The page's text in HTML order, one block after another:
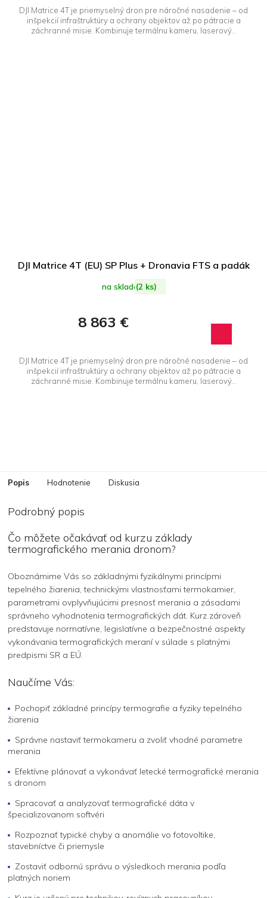
DJI Matrice 4T je priemyselný dron pre náročné nasadenie – od
inšpekcií infraštruktúry a ochrany objektov až po pátracie a
záchranné misie. Kombinuje termálnu kameru, laserový...
DJI Matrice 4T (EU) SP Plus + Dronavia FTS a padák
na sklade(2 ks)
8 863 €
DJI Matrice 4T je priemyselný dron pre náročné nasadenie – od
inšpekcií infraštruktúry a ochrany objektov až po pátracie a
záchranné misie. Kombinuje termálnu kameru, laserový...
Popis Hodnotenie Diskusia
Podrobný popis
Čo môžete očakávať od kurzu základy
termografického merania dronom?
Oboznámime Vás so základnými fyzikálnymi princípmi
tepelného žiarenia, technickými vlastnosťami termokamier,
parametrami ovplyvňujúcimi presnosť merania a zásadami
správneho vyhodnotenia termografických dát. Kurz zároveň
predstavuje normatívne, legislatívne a bezpečnostné aspekty
vykonávania termografických meraní v súlade s platnými
predpismi SR a EÚ.
Naučíme Vás:
Pochopiť základné princípy termografie a fyziky tepelného
žiarenia
Správne nastaviť termokameru a zvoliť vhodné parametre
merania
Efektívne plánovať a vykonávať letecké termografické merania
s dronom
Spracovať a analyzovať termografické dáta v
špecializovanom softvéri
Rozpoznať typické chyby a anomálie vo fotovoltike,
stavebníctve či priemysle
Zostaviť odbornú správu o výsledkoch merania podľa
platných noriem